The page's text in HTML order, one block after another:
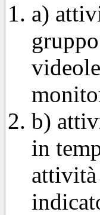
a)
b)
in